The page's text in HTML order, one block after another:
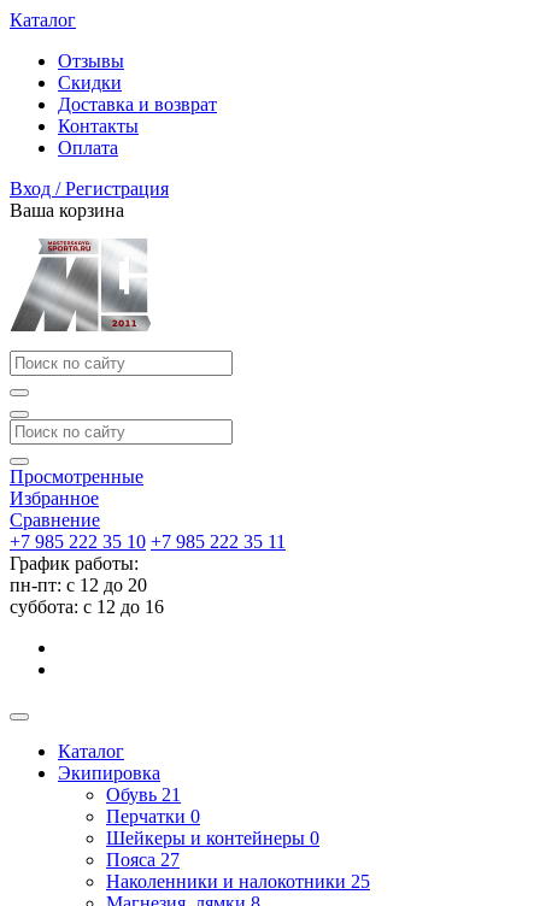
Каталог
Отзывы
Скидки
Доставка и возврат
Контакты
Оплата
Вход / Регистрация
Ваша корзина
Просмотренные
Избранное
Сравнение
+7 985 222 35 10 +7 985 222 35 11
График работы:
пн-пт: с 12 до 20
суббота: c 12 до 16
Каталог
Экипировка
Обувь 21
Перчатки 0
Шейкеры и контейнеры 0
Пояса 27
Наколенники и налокотники 25